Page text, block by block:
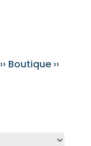
Boutique››